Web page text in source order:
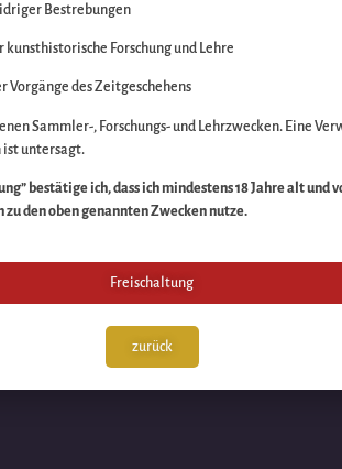
– schauen
Bestrebungen
Forschung und Lehre
Vorgänge des Zeitgeschehens
Sammler-, Forschungs- und Lehrzwecken. Eine
ist untersagt.
bestätige ich, dass ich mindestens 18 Jahre alt und
den oben genannten Zwecken nutze.
Freischaltung
zurück